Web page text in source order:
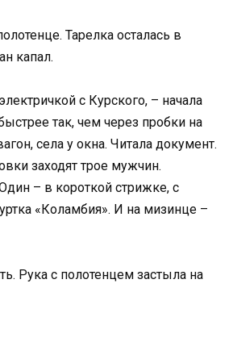
Тарелка осталась в
капал.
с Курского, – начала
так, чем через пробки на
села у окна. Читала документ.
заходят трое мужчин.
– в короткой стрижке, с
«Коламбия». И на мизинце –
Рука с полотенцем застыла на